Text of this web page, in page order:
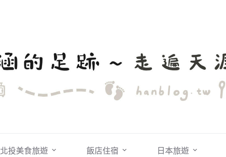
北投美食旅遊 飯店住宿 日本旅遊